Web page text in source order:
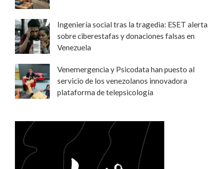
Ingeniería social tras la tragedia: ESET alerta
sobre ciberestafas y donaciones falsas en
Venezuela
Venemergencia y Psicodata han puesto al
servicio de los venezolanos innovadora
plataforma de telepsicología